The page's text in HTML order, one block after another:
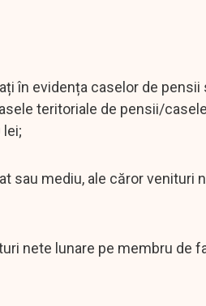
în evidența caselor de
teritoriale de pensii/
sau mediu, ale căror venituri
nete lunare pe membru de